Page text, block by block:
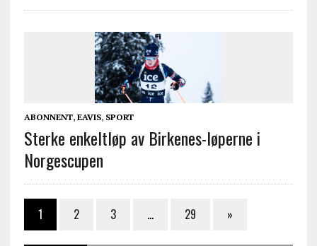
ABONNENT, EAVIS, SPORT
Sterke enkeltløp av Birkenes-løperne i
Norgescupen
1 2 3 … 29 »